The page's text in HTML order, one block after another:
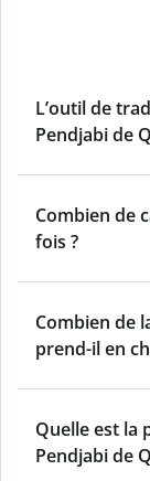
L’outil de
Pendjabi de
Combien de
fois ?
Combien de
prend-il en
Quelle est la
Pendjabi de